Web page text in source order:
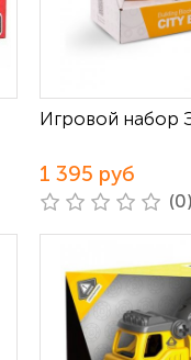
Игровой набор
1 395 руб